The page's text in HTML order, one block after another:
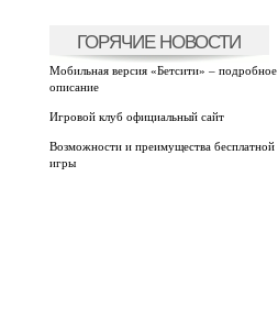
ГОРЯЧИЕ НОВОСТИ
Мобильная версия «Бетсити» – подробное
описание
Игровой клуб официальный сайт
Возможности и преимущества бесплатной
игры